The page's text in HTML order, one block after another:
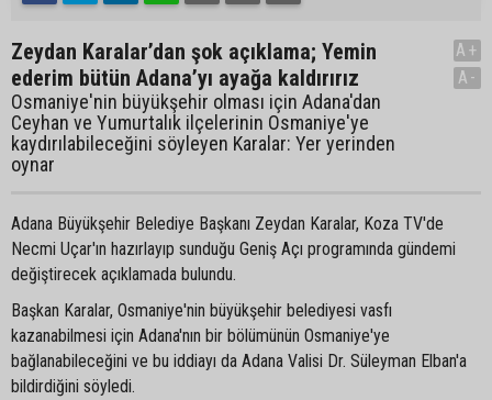
Zeydan Karalar’dan şok açıklama; Yemin
ederim bütün Adana’yı ayağa kaldırırız
Osmaniye'nin büyükşehir olması için Adana'dan
Ceyhan ve Yumurtalık ilçelerinin Osmaniye'ye
kaydırılabileceğini söyleyen Karalar: Yer yerinden
oynar
A+
A-
Adana Büyükşehir Belediye Başkanı Zeydan Karalar, Koza TV'de
Necmi Uçar'ın hazırlayıp sunduğu Geniş Açı programında gündemi
değiştirecek açıklamada bulundu.
Başkan Karalar, Osmaniye'nin büyükşehir belediyesi vasfı
kazanabilmesi için Adana'nın bir bölümünün Osmaniye'ye
bağlanabileceğini ve bu iddiayı da Adana Valisi Dr. Süleyman Elban'a
bildirdiğini söyledi.